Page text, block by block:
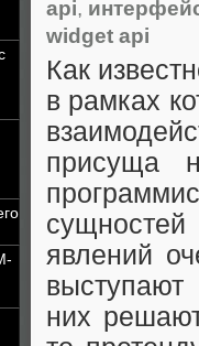
api,
widget api
Как
в рамках
присуща
явлений
них